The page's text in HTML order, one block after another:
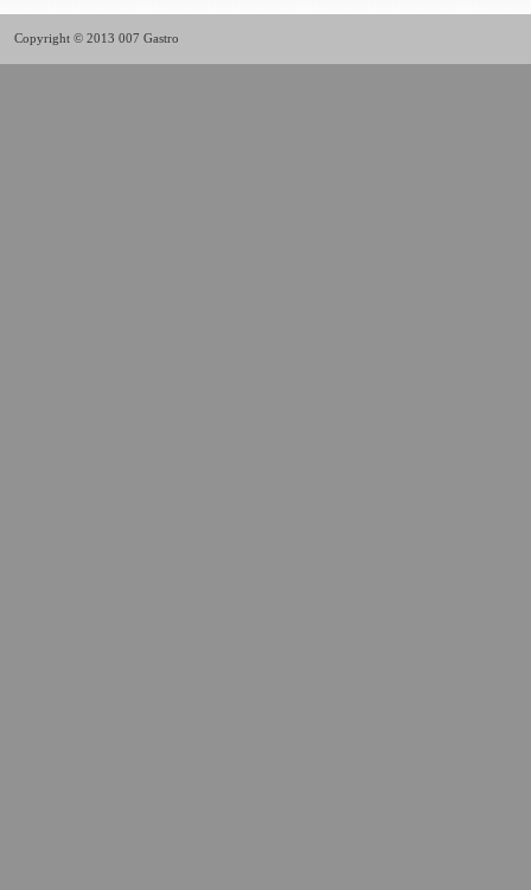
Copyright © 2013 007 Gastro